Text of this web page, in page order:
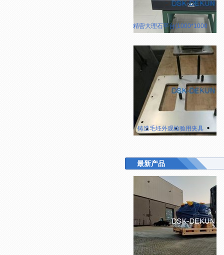
精密大理石平台
铸造毛坯外观检验用夹具
最新产品